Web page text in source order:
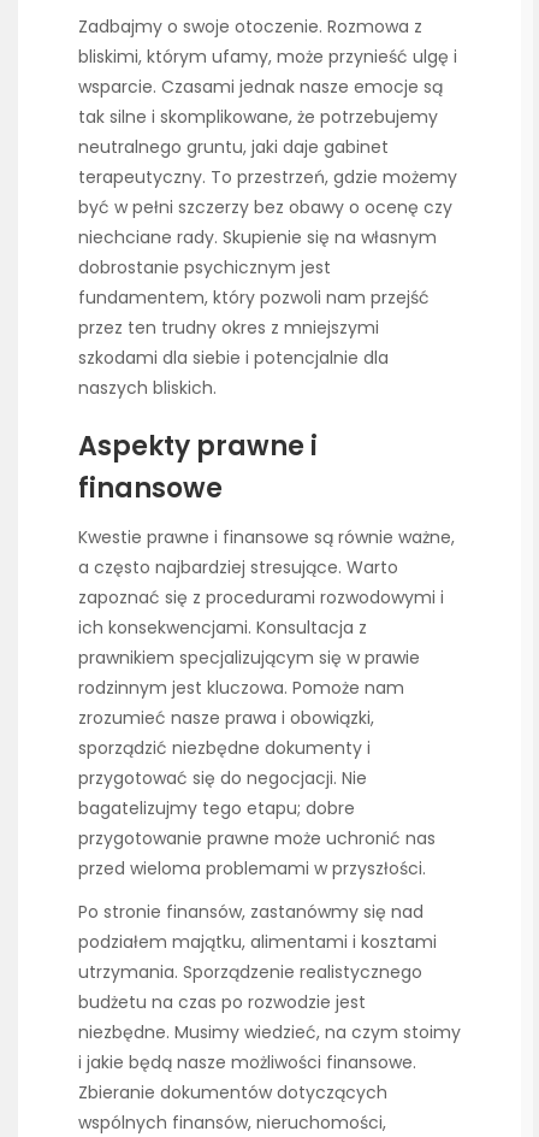
Zadbajmy o swoje otoczenie. Rozmowa z
bliskimi, którym ufamy, może przynieść ulgę i
wsparcie. Czasami jednak nasze emocje są
tak silne i skomplikowane, że potrzebujemy
neutralnego gruntu, jaki daje gabinet
terapeutyczny. To przestrzeń, gdzie możemy
być w pełni szczerzy bez obawy o ocenę czy
niechciane rady. Skupienie się na własnym
dobrostanie psychicznym jest
fundamentem, który pozwoli nam przejść
przez ten trudny okres z mniejszymi
szkodami dla siebie i potencjalnie dla
naszych bliskich.
Aspekty prawne i
finansowe
Kwestie prawne i finansowe są równie ważne,
a często najbardziej stresujące. Warto
zapoznać się z procedurami rozwodowymi i
ich konsekwencjami. Konsultacja z
prawnikiem specjalizującym się w prawie
rodzinnym jest kluczowa. Pomoże nam
zrozumieć nasze prawa i obowiązki,
sporządzić niezbędne dokumenty i
przygotować się do negocjacji. Nie
bagatelizujmy tego etapu; dobre
przygotowanie prawne może uchronić nas
przed wieloma problemami w przyszłości.
Po stronie finansów, zastanówmy się nad
podziałem majątku, alimentami i kosztami
utrzymania. Sporządzenie realistycznego
budżetu na czas po rozwodzie jest
niezbędne. Musimy wiedzieć, na czym stoimy
i jakie będą nasze możliwości finansowe.
Zbieranie dokumentów dotyczących
wspólnych finansów, nieruchomości,